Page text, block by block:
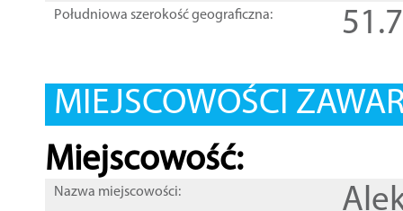
Południowa szerokość geograficzna:
MIEJSCOWOŚCI
Miejscowość:
Nazwa miejscowości: